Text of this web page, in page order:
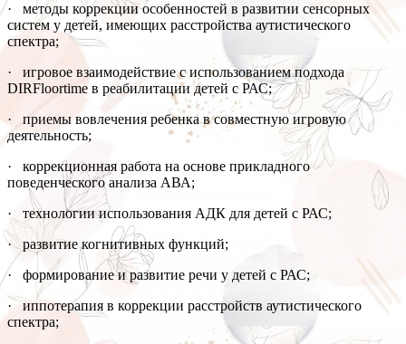
· методы коррекции особенностей в развитии сенсорных
систем у детей, имеющих расстройства аутистического
спектра;
· игровое взаимодействие с использованием подхода
DIRFloortime в реабилитации детей с РАС;
· приемы вовлечения ребенка в совместную игровую
деятельность;
· коррекционная работа на основе прикладного
поведенческого анализа АВА;
· технологии использования АДК для детей с РАС;
· развитие когнитивных функций;
· формирование и развитие речи у детей с РАС;
· иппотерапия в коррекции расстройств аутистического
спектра;